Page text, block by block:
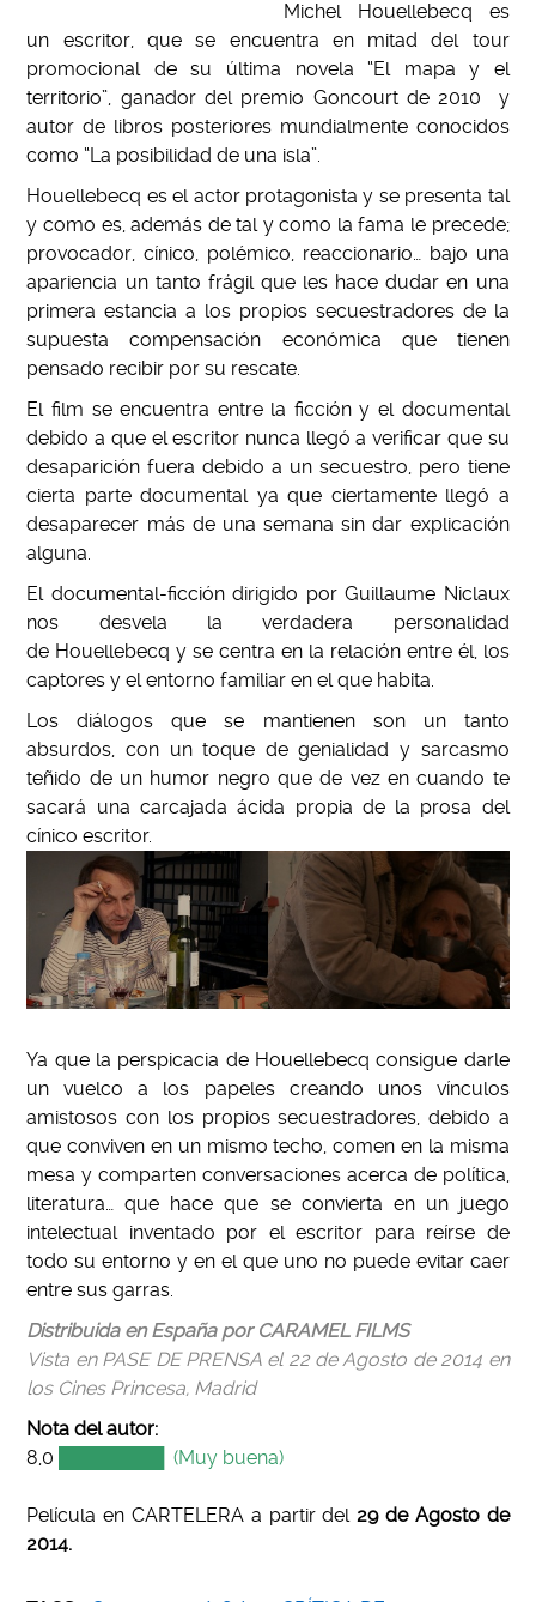
Michel Houellebecq es
un escritor, que se encuentra en mitad del tour
promocional de su última novela “El mapa y el
territorio”, ganador del premio Goncourt de 2010 y
autor de libros posteriores mundialmente conocidos
como “La posibilidad de una isla”.
Houellebecq es el actor protagonista y se presenta tal
y como es, además de tal y como la fama le precede;
provocador, cínico, polémico, reaccionario… bajo una
apariencia un tanto frágil que les hace dudar en una
primera estancia a los propios secuestradores de la
supuesta compensación económica que tienen
pensado recibir por su rescate.
El film se encuentra entre la ficción y el documental
debido a que el escritor nunca llegó a verificar que su
desaparición fuera debido a un secuestro, pero tiene
cierta parte documental ya que ciertamente llegó a
desaparecer más de una semana sin dar explicación
alguna.
El documental-ficción dirigido por Guillaume Niclaux
nos desvela la verdadera personalidad
de Houellebecq y se centra en la relación entre él, los
captores y el entorno familiar en el que habita.
Los diálogos que se mantienen son un tanto
absurdos, con un toque de genialidad y sarcasmo
teñido de un humor negro que de vez en cuando te
sacará una carcajada ácida propia de la prosa del
cínico escritor.
Ya que la perspicacia de Houellebecq consigue darle
un vuelco a los papeles creando unos vínculos
amistosos con los propios secuestradores, debido a
que conviven en un mismo techo, comen en la misma
mesa y comparten conversaciones acerca de política,
literatura… que hace que se convierta en un juego
intelectual inventado por el escritor para reírse de
todo su entorno y en el que uno no puede evitar caer
entre sus garras.
Distribuida en España por CARAMEL FILMS
Vista en PASE DE PRENSA el 22 de Agosto de 2014 en
los Cines Princesa, Madrid
Nota del autor:
8,0
████████ (Muy buena)
Película en CARTELERA a partir del29 de Agosto de
2014.